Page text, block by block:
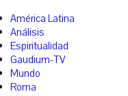
América Latina
Análisis
Espiritualidad
Gaudium-TV
Mundo
Roma